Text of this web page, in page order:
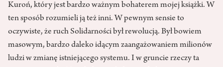
Kuroń, który jest bardzo ważnym bohaterem mojej książki. W
ten sposób rozumieli ją też inni. W pewnym sensie to
oczywiste, że ruch Solidarności był rewolucją. Był bowiem
masowym, bardzo daleko idącym zaangażowaniem milionów
ludzi w zmianę istniejącego systemu. I w gruncie rzeczy ta